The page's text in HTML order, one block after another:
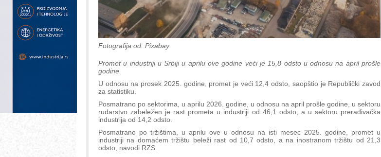
Fotografija od: Pixabay
Promet u industriji u Srbiji u aprilu ove godine veći je 15,8 odsto u odnosu na april prošle
godine.
U odnosu na prosek 2025. godine, promet je veći 12,4 odsto, saopštio je Republički zavod
za statistiku.
Posmatrano po sektorima, u aprilu 2026. godine, u odnosu na april prošle godine, u sektoru
rudarstvo zabeležen je rast prometa u industriji od 46,1 odsto, a u sektoru prerađivačka
industrija od 14,2 odsto.
Posmatrano po tržištima, u aprilu ove u odnosu na isti mesec 2025. godine, promet u
industriji na domaćem tržištu beleži rast od 10,7 odsto, a na inostranom tržištu od 21,3
odsto, navodi RZS.